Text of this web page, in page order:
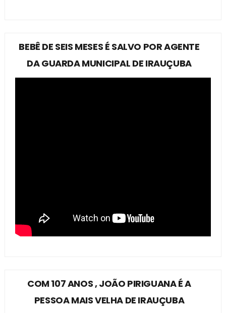
BEBÊ DE SEIS MESES É SALVO POR AGENTE
DA GUARDA MUNICIPAL DE IRAUÇUBA
COM 107 ANOS , JOÃO PIRIGUANA É A
PESSOA MAIS VELHA DE IRAUÇUBA